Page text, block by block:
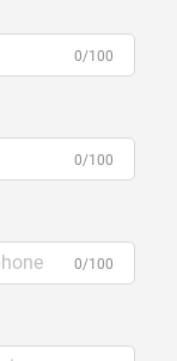
0/100
0/100
0/100